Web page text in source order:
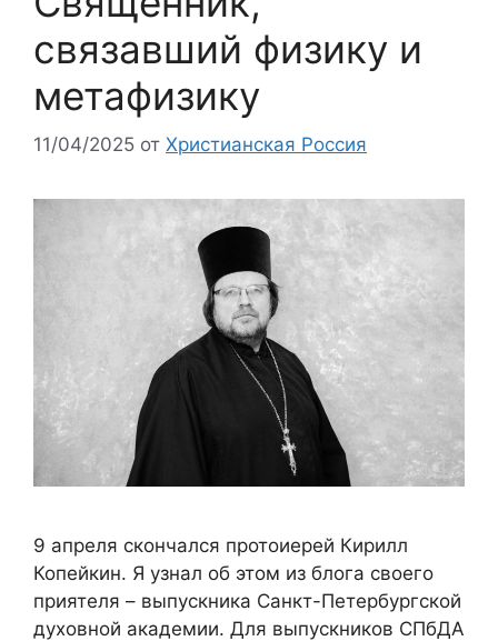
связавший физику и
метафизику
11/04/2025 от Христианская Россия
9 апреля скончался протоиерей Кирилл
Копейкин. Я узнал об этом из блога своего
приятеля – выпускника Санкт-Петербургской
духовной академии. Для выпускников СПбДА